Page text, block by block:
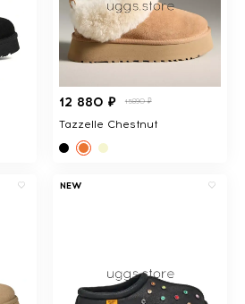
12 880 ₽ 15890 ₽
Tazzelle Chestnut
NEW